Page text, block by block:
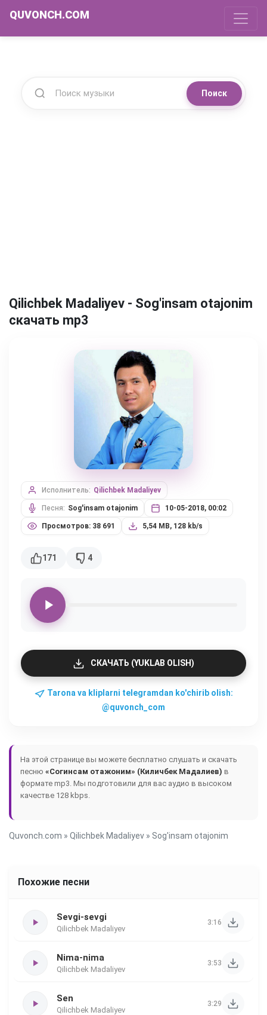
QUVONCH.COM
Поиск
Qilichbek Madaliyev - Sog'insam otajonim
скачать mp3
Исполнитель: Qilichbek Madaliyev
Песня: Sog'insam otajonim 10-05-2018, 00:02
Просмотров: 38 691 5,54 MB, 128 kb/s
171 4
СКАЧАТЬ (YUKLAB OLISH)
Tarona va kliplarni telegramdan ko'chirib olish:
@quvonch_com
На этой странице вы можете бесплатно слушать и скачать
песню «Согинсам отажоним» (Киличбек Мадалиев) в
формате mp3. Мы подготовили для вас аудио в высоком
качестве 128 kbps.
Quvonch.com » Qilichbek Madaliyev » Sog'insam otajonim
Похожие песни
Sevgi-sevgi
Qilichbek Madaliyev
3:16
Nima-nima
Qilichbek Madaliyev
3:53
Sen
Qilichbek Madaliyev
3:29